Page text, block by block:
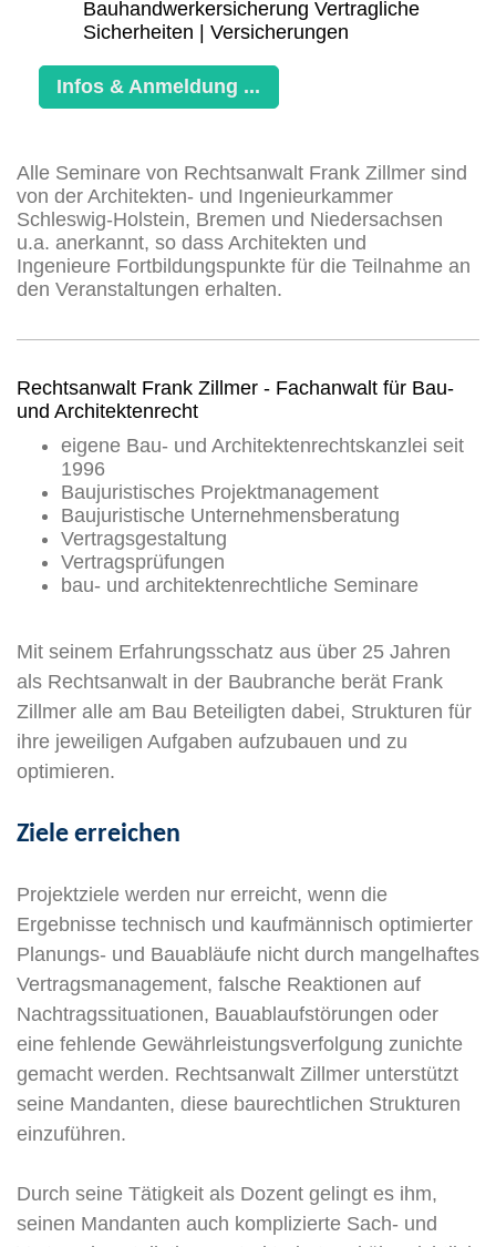
Bauhandwerkersicherung Vertragliche
Sicherheiten | Versicherungen
Infos & Anmeldung ...
Alle Seminare von Rechtsanwalt Frank Zillmer sind
von der Architekten- und Ingenieurkammer
Schleswig-Holstein, Bremen und Niedersachsen
u.a. anerkannt, so dass Architekten und
Ingenieure Fortbildungspunkte für die Teilnahme an
den Veranstaltungen erhalten.
Rechtsanwalt Frank Zillmer - Fachanwalt für Bau-
und Architektenrecht
eigene Bau- und Architektenrechtskanzlei seit
1996
Baujuristisches Projektmanagement
Baujuristische Unternehmensberatung
Vertragsgestaltung
Vertragsprüfungen
bau- und architektenrechtliche Seminare
Mit seinem Erfahrungsschatz aus über 25 Jahren
als Rechtsanwalt in der Baubranche berät Frank
Zillmer alle am Bau Beteiligten dabei, Strukturen für
ihre jeweiligen Aufgaben aufzubauen und zu
optimieren.
Ziele erreichen
Projektziele werden nur erreicht, wenn die
Ergebnisse technisch und kaufmännisch optimierter
Planungs- und Bauabläufe nicht durch mangelhaftes
Vertragsmanagement, falsche Reaktionen auf
Nachtragssituationen, Bauablaufstörungen oder
eine fehlende Gewährleistungsverfolgung zunichte
gemacht werden. Rechtsanwalt Zillmer unterstützt
seine Mandanten, diese baurechtlichen Strukturen
einzuführen.
Durch seine Tätigkeit als Dozent gelingt es ihm,
seinen Mandanten auch komplizierte Sach- und